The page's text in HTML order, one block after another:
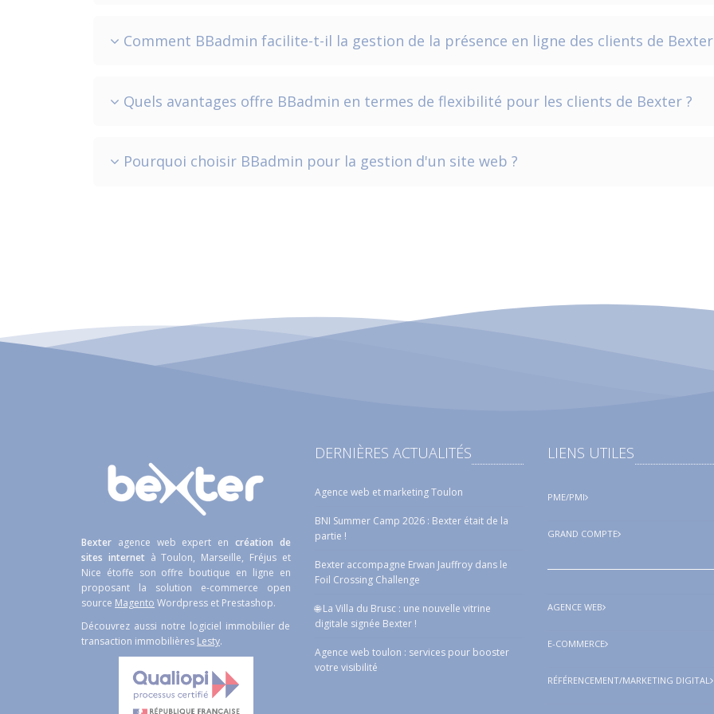
Comment BBadmin facilite-t-il la gestion de la présence en ligne des clients de
Quels avantages offre BBadmin en termes de flexibilité pour les clients de Bexter ?
Pourquoi choisir BBadmin pour la gestion d'un site web ?
Bexter agence web expert en création de
sites internet à Toulon, Marseille, Fréjus et
Nice étoffe son offre boutique en ligne en
proposant la solution e-commerce open
source Magento Wordpress et Prestashop.
Découvrez aussi notre logiciel immobilier de
transaction immobilières Lesty.
DERNIÈRES ACTUALITÉS
Agence web et marketing Toulon
BNI Summer Camp 2026 : Bexter était de la
partie !
Bexter accompagne Erwan Jauffroy dans le
Foil Crossing Challenge
🌐 La Villa du Brusc : une nouvelle vitrine
digitale signée Bexter !
Agence web toulon : services pour booster
votre visibilité
LIENS UTILES
PME/PMI
GRAND COMPTE
AGENCE WEB
E-COMMERCE
RÉFÉRENCEMENT/MARKETING DIGITAL